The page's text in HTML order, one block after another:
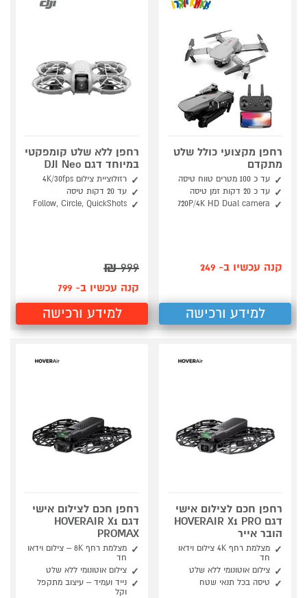
רחפן מקצועי כולל שלט
מתקדם
עד כ 100 מטרים טווח טיסה
עד כ 20 דקות זמן טיסה
720P/4K HD Dual camera
קנה עכשיו ב- 249
למידע ורכישה
רחפן ללא שלט קומפקטי
במיוחד דגם DJI Neo
רזולוציית צילום 4K/30fps
עד 20 דקות טיסה
Follow, Circle, QuickShots
999
₪
קנה עכשיו ב- 799
למידע ורכישה
רחפן חכם לצילום אישי
דגם HOVERAIR X1 PRO
הובר אייר
מצלמת רחף 4K צילום וידאו
חד
צילום אוטונומי ללא שלט
טיסה בכל תנאי שטח
רחפן חכם לצילום אישי
דגם HOVERAIR X1
PROMAX
מצלמת רחף 8K – צילום וידאו
חד
צילום אוטונומי ללא שלט
נייד ועמיד – עיצוב מתקפל
וקל